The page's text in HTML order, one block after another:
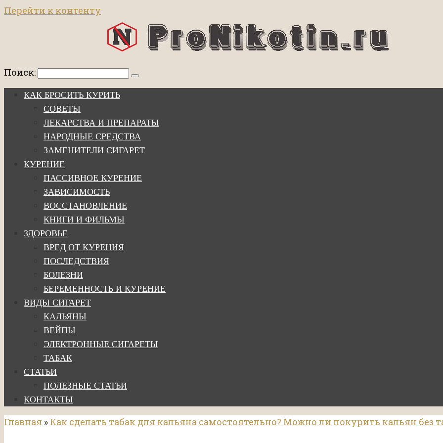
Перейти к контенту
Поиск:
КАК БРОСИТЬ КУРИТЬ
СОВЕТЫ
ЛЕКАРСТВА И ПРЕПАРАТЫ
НАРОДНЫЕ СРЕДСТВА
ЗАМЕНИТЕЛИ СИГАРЕТ
КУРЕНИЕ
ПАССИВНОЕ КУРЕНИЕ
ЗАВИСИМОСТЬ
ВОССТАНОВЛЕНИЕ
КНИГИ И ФИЛЬМЫ
ЗДОРОВЬЕ
ВРЕД ОТ КУРЕНИЯ
ПОСЛЕДСТВИЯ
БОЛЕЗНИ
БЕРЕМЕННОСТЬ И КУРЕНИЕ
ВИДЫ СИГАРЕТ
КАЛЬЯНЫ
ВЕЙПЫ
ЭЛЕКТРОННЫЕ СИГАРЕТЫ
ТАБАК
СТАТЬИ
ПОЛЕЗНЫЕ СТАТЬИ
КОНТАКТЫ
Главная » Как сделать табак для кальяна самостоятельно? Можно ли покурить кальян без